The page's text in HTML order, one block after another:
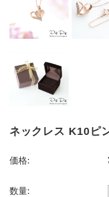
ネックレス K10ピ
価格:
数量: